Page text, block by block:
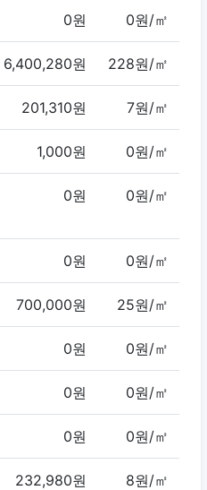
0원 0원/㎡
6,400,280원 228원/㎡
201,310원 7원/㎡
1,000원 0원/㎡
0원 0원/㎡
0원 0원/㎡
700,000원 25원/㎡
0원 0원/㎡
0원 0원/㎡
0원 0원/㎡
232,980원 8원/㎡